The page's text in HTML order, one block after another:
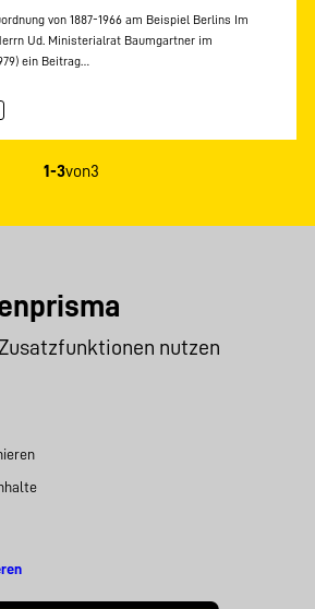
von 1887-1966 am Beispiel Berlins Im
Ud. Ministerialrat Baumgartner im
ein Beitrag…
1-3von3
nutzen